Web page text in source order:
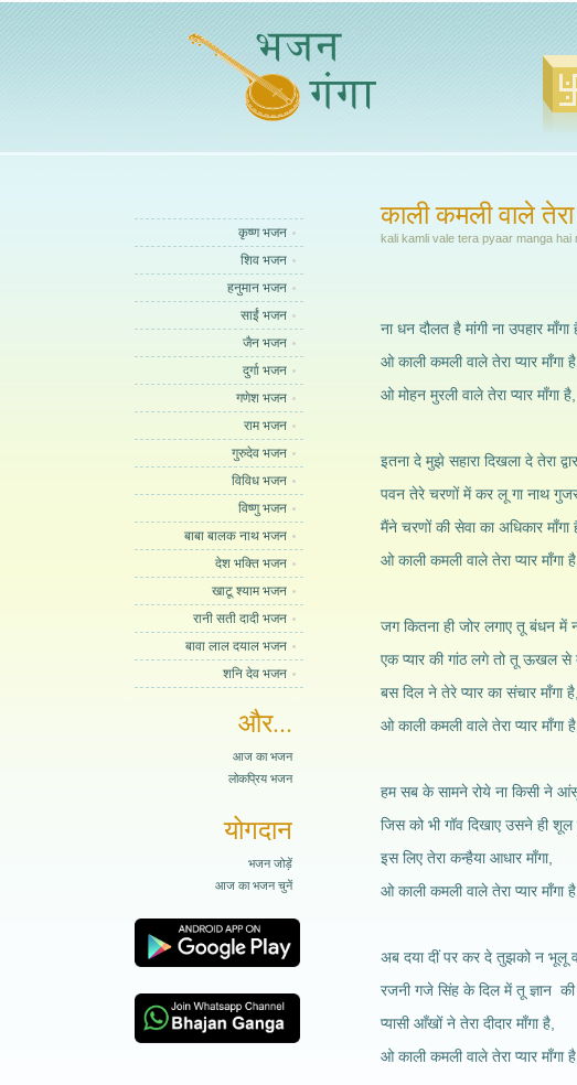
कृष्ण भजन
शिव भजन
हनुमान भजन
साईं भजन
जैन भजन
दुर्गा भजन
गणेश भजन
राम भजन
गुरुदेव भजन
विविध भजन
विष्णु भजन
बाबा बालक नाथ भजन
देश भक्ति भजन
खाटू श्याम भजन
रानी सती दादी भजन
बावा लाल दयाल भजन
शनि देव भजन
और...
आज का भजन
लोकप्रिय भजन
योगदान
भजन जोड़ें
आज का भजन चुनें
काली कमली वाले तेरा
kali kamli vale tera pyaar manga hai
ना धन दौलत है मांगी ना उपहार माँगा
ओ काली कमली वाले तेरा प्यार माँगा है,
ओ मोहन मुरली वाले तेरा प्यार माँगा है,
इतना दे मुझे सहारा दिखला दे तेरा
पवन तेरे चरणों में कर लू गा नाथ
मैंने चरणों की सेवा का अधिकार माँगा
ओ काली कमली वाले तेरा प्यार माँगा है,
जग कितना ही जोर लगाए तू बंधन में
एक प्यार की गांठ लगे तो तू ऊखल से
बस दिल ने तेरे प्यार का संचार माँगा है,
ओ काली कमली वाले तेरा प्यार माँगा है,
हम सब के सामने रोये ना किसी ने
जिस को भी गॉव दिखाए उसने ही शूल
इस लिए तेरा कन्हैया आधार माँगा,
ओ काली कमली वाले तेरा प्यार माँगा है,
अब दया दीं पर कर दे तुझको न भूलू
रजनी गजे सिंह के दिल में तू ज्ञान की
प्यासी आँखों ने तेरा दीदार माँगा है,
ओ काली कमली वाले तेरा प्यार माँगा है,